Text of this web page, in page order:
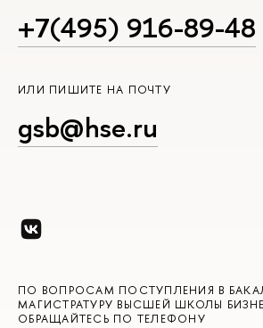
+7(495) 916-89-48
ИЛИ ПИШИТЕ НА ПОЧТУ
gsb@hse.ru
ПО ВОПРОСАМ ПОСТУПЛЕНИЯ В
МАГИСТРАТУРУ ВЫСШЕЙ ШКОЛЫ
ОБРАЩАЙТЕСЬ ПО ТЕЛЕФОНУ